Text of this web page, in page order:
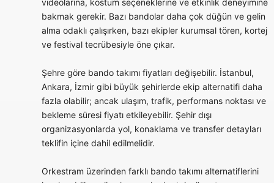
videolarına, kostüm seçeneklerine ve etkinlik deneyimine
bakmak gerekir. Bazı bandolar daha çok düğün ve gelin
alma odaklı çalışırken, bazı ekipler kurumsal tören, kortej
ve festival tecrübesiyle öne çıkar.
Şehre göre bando takımı fiyatları değişebilir. İstanbul,
Ankara, İzmir gibi büyük şehirlerde ekip alternatifi daha
fazla olabilir; ancak ulaşım, trafik, performans noktası ve
bekleme süresi fiyatı etkileyebilir. Şehir dışı
organizasyonlarda yol, konaklama ve transfer detayları
teklifin içine dahil edilmelidir.
Orkestram üzerinden farklı bando takımı alternatiflerini